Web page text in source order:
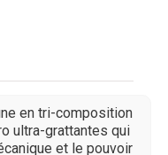
en tri-composition
ultra-grattantes qui
et le pouvoir